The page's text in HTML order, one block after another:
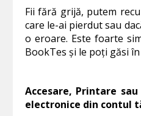
Fii fără grijă, putem
care le-ai pierdut sau
o eroare. Este foarte
BookTes și le poți găsi
Accesare, Printare
electronice din contul